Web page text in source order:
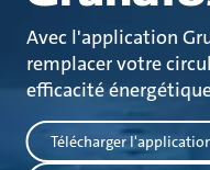
Avec l'application
remplacer votre
efficacité
Télécharger